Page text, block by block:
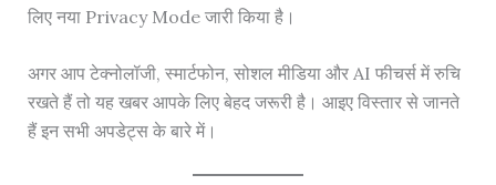
लिए नया Privacy Mode जारी किया है।
अगर आप टेक्नोलॉजी, स्मार्टफोन, सोशल मीडिया और AI फीचर्स में रुचि
रखते हैं तो यह खबर आपके लिए बेहद जरूरी है। आइए विस्तार से जानते
हैं इन सभी अपडेट्स के बारे में।